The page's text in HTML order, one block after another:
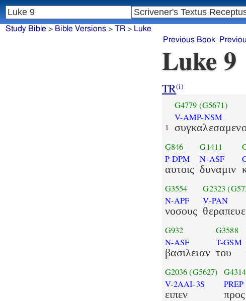
Study Bible > Bible Versions> TR> Luke
Previous Book
Luke 9
TR(i)
1
G4779 (G5671)
V-AMP-NSM
G846
P-DPM
αυτοις
G1411
N-ASF
δυναμιν
G3554
N-APF
νοσους
G2323
V-PAN
G932
N-ASF
βασιλειαν
G3588
T-GSM
του
G2036 (G5627)
V-2AAI-3S
ειπεν
G4314
PREP
προς